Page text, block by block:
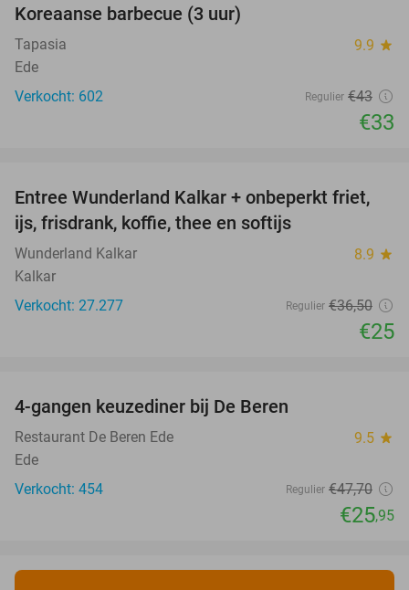
Koreaanse barbecue (3 uur)
Tapasia 9.9 star
Ede
Verkocht: 602
Regulier €43
€33
32%
Entree Wunderland Kalkar + onbeperkt friet,
ijs, frisdrank, koffie, thee en softijs
Wunderland Kalkar 8.9 star
Kalkar
Verkocht: 27.277
Regulier €36,50
€25
4-gangen keuzediner bij De Beren
Restaurant De Beren Ede 9.5 star
Ede
Verkocht: 454
Regulier €47,70
€25,95